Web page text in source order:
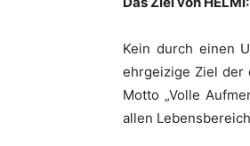
Kein durch einen
ehrgeizige Ziel der
Motto „Volle
allen